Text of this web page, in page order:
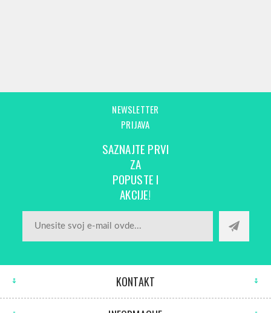
NEWSLETTER
PRIJAVA
SAZNAJTE PRVI
ZA
POPUSTE I
AKCIJE!
KONTAKT